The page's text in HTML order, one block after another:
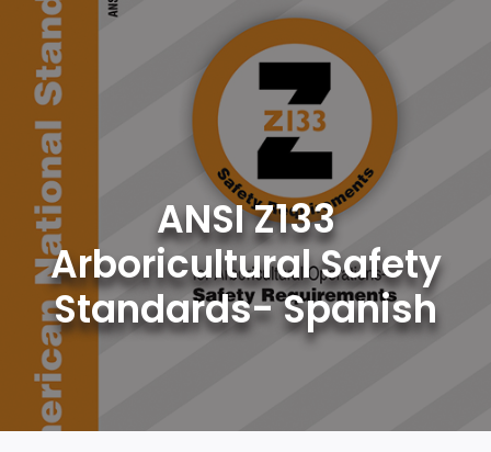
content
ANSI Z133
Arboricultural Safety
Standards- Spanish